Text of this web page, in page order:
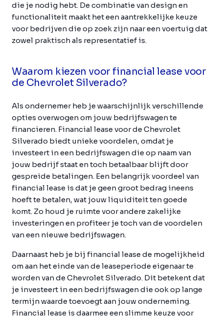
die je nodig hebt. De combinatie van design en
functionaliteit maakt het een aantrekkelijke keuze
voor bedrijven die op zoek zijn naar een voertuig dat
zowel praktisch als representatief is.
Waarom kiezen voor financial lease voor
de Chevrolet Silverado?
Als ondernemer heb je waarschijnlijk verschillende
opties overwogen om jouw bedrijfswagen te
financieren. Financial lease voor de Chevrolet
Silverado biedt unieke voordelen, omdat je
investeert in een bedrijfswagen die op naam van
jouw bedrijf staat en toch betaalbaar blijft door
gespreide betalingen. Een belangrijk voordeel van
financial lease is dat je geen groot bedrag ineens
hoeft te betalen, wat jouw liquiditeit ten goede
komt. Zo houd je ruimte voor andere zakelijke
investeringen en profiteer je toch van de voordelen
van een nieuwe bedrijfswagen.
Daarnaast heb je bij financial lease de mogelijkheid
om aan het einde van de leaseperiode eigenaar te
worden van de Chevrolet Silverado. Dit betekent dat
je investeert in een bedrijfswagen die ook op lange
termijn waarde toevoegt aan jouw onderneming.
Financial lease is daarmee een slimme keuze voor